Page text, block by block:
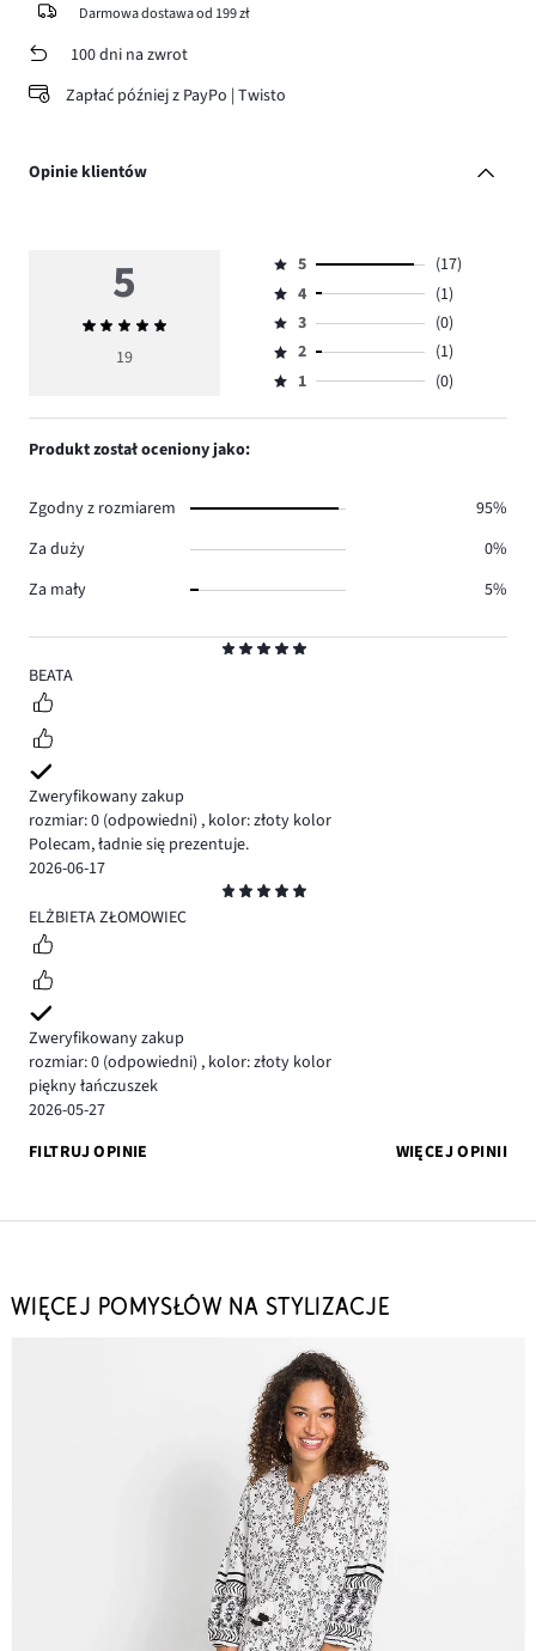
Darmowa dostawa od 199 zł
100 dni na zwrot
Zapłać później z PayPo | Twisto
Opinie klientów
5
BEATA
Zweryfikowany zakup
rozmiar: 0 (odpowiedni) , kolor: złoty kolor
Polecam, ładnie się prezentuje.
2026-06-17
5
ELŻBIETA ZŁOMOWIEC
Zweryfikowany zakup
rozmiar: 0 (odpowiedni) , kolor: złoty kolor
piękny łańczuszek
2026-05-27
FILTRUJ OPINIE
WIĘCEJ OPINII
5
Średnia
ocena
19
Ocena
5,
ilość
głosów
17.
5
(17)
Ocena
4,
ilość
głosów
4
(1)
Ocena
3,
ilość
3
(0)
Ocena
2,
2
(1)
Ocena
1,
1 (0)
Produkt został oceniony jako:
Zgodny z rozmiarem
95%
Za duży
0%
Za mały
5%
WIĘCEJ POMYSŁÓW NA STYLIZACJE